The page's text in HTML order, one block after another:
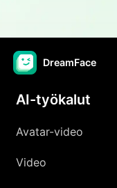
DreamFace
AI-työkalut
Avatar-video
Video